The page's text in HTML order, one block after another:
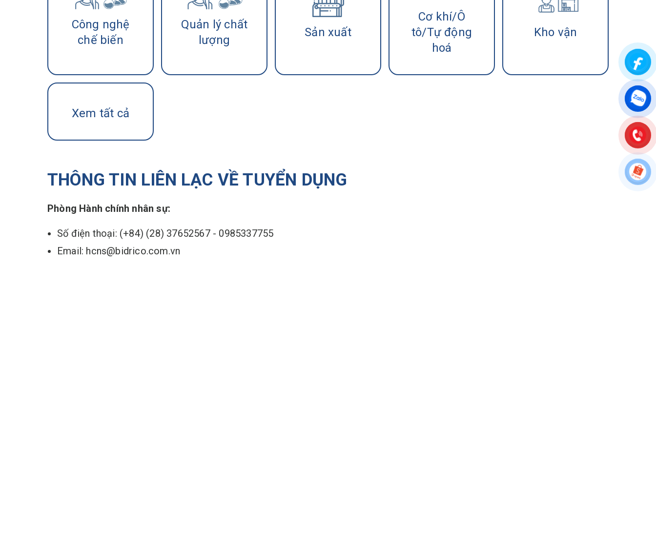
Công nghệ
chế biến
Quản lý chất
lượng
Sản xuất
Cơ khí/Ô
tô/Tự động
hoá
Kho vận
Xem tất cả
THÔNG TIN LIÊN LẠC VỀ TUYỂN DỤNG
Phòng Hành chính nhân sự:
Số điện thoại: (+84) (28) 37652567 - 0985337755
Email: hcns@bidrico.com.vn